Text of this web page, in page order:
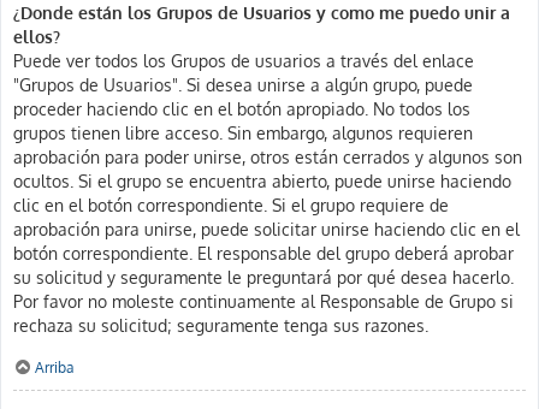
¿Donde están los Grupos de Usuarios y como me puedo unir a
ellos?
Puede ver todos los Grupos de usuarios a través del enlace
"Grupos de Usuarios". Si desea unirse a algún grupo, puede
proceder haciendo clic en el botón apropiado. No todos los
grupos tienen libre acceso. Sin embargo, algunos requieren
aprobación para poder unirse, otros están cerrados y algunos son
ocultos. Si el grupo se encuentra abierto, puede unirse haciendo
clic en el botón correspondiente. Si el grupo requiere de
aprobación para unirse, puede solicitar unirse haciendo clic en el
botón correspondiente. El responsable del grupo deberá aprobar
su solicitud y seguramente le preguntará por qué desea hacerlo.
Por favor no moleste continuamente al Responsable de Grupo si
rechaza su solicitud; seguramente tenga sus razones.
Arriba